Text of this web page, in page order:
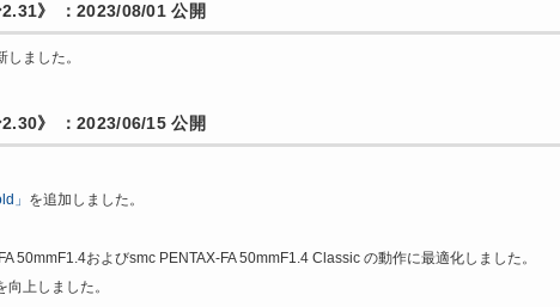
》 ：2023/08/01 公開
ました。
》 ：2023/06/15 公開
」 を追加しました。
50mmF1.4およびsmc PENTAX-FA 50mmF1.4 Classic の動作に最適化しました。
上しました。